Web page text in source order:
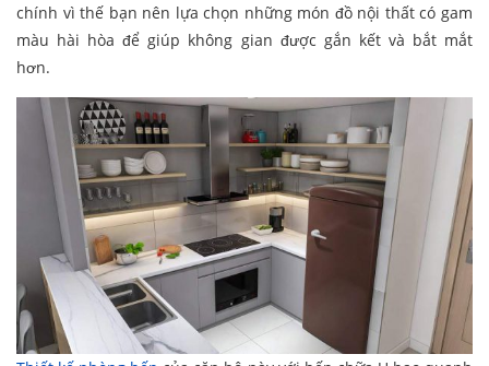
chính vì thế bạn nên lựa chọn những món đồ nội thất có gam
màu hài hòa để giúp không gian được gắn kết và bắt mắt
hơn.